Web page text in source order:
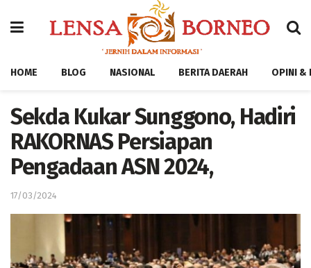
HOME BLOG NASIONAL BERITA DAERAH OPINI &
Sekda Kukar Sunggono, Hadiri
RAKORNAS Persiapan
Pengadaan ASN 2024,
17/03/2024